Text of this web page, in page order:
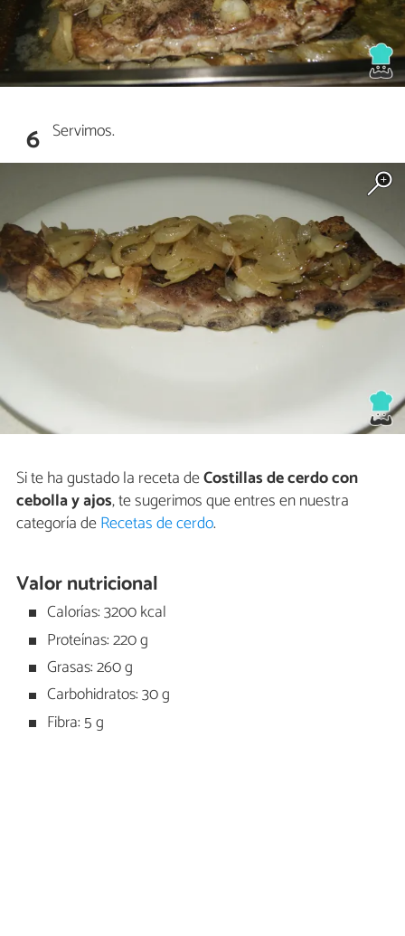
6 Servimos.
Si te ha gustado la receta deCostillas de cerdo con
cebolla y ajos, te sugerimos que entres en nuestra
categoría deRecetas de cerdo.
Valor nutricional
Calorías: 3200 kcal
Proteínas: 220 g
Grasas: 260 g
Carbohidratos: 30 g
Fibra: 5 g